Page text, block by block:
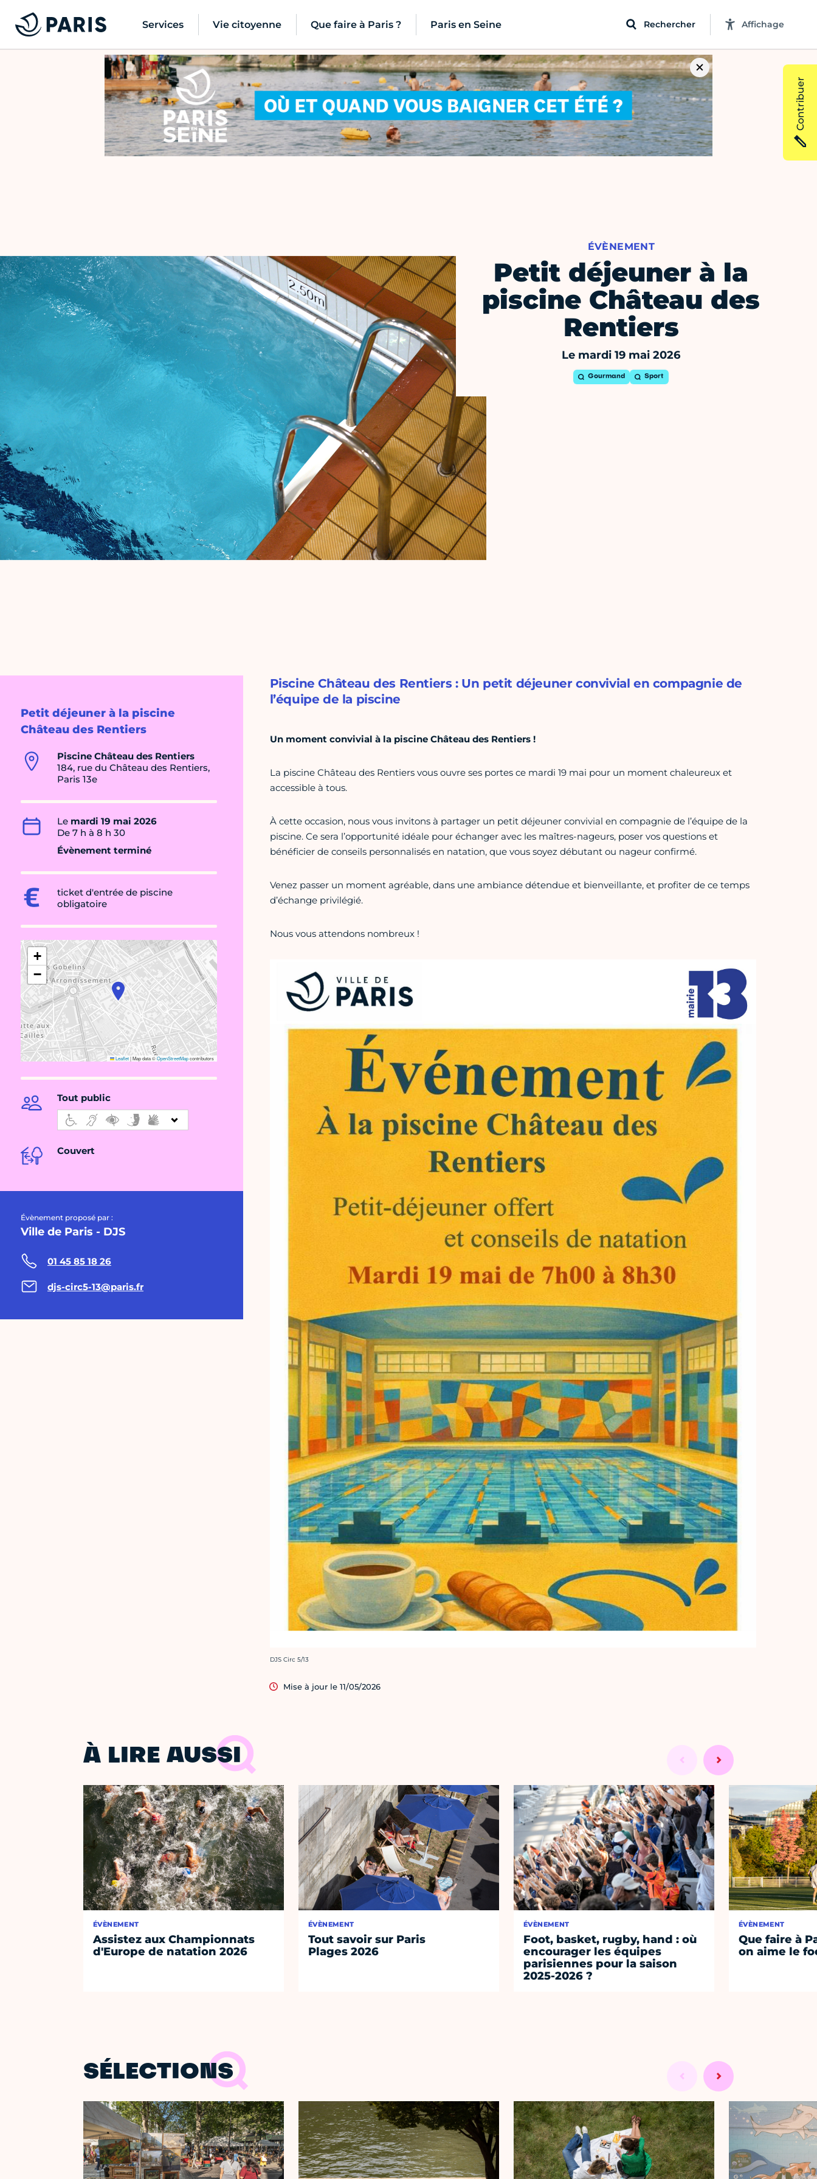
Services Vie citoyenne Que faire à Paris ? Paris en Seine Rechercher Affichage
ÉVÈNEMENT
Petit déjeuner à la
piscine Château des
Rentiers
Le mardi 19 mai 2026
Gourmand Sport
Petit déjeuner à la piscine
Château des Rentiers
Piscine Château des Rentiers
184, rue du Château des Rentiers,
Paris 13e
Le mardi 19 mai 2026
De 7 h à 8 h 30
Évènement terminé
ticket d'entrée de piscine
obligatoire
+
−
Leaflet|Map data ©OpenStreetMapcontributors
Tout public
Couvert
Évènement proposé par :
Ville de Paris - DJS
01 45 85 18 26
djs-circ5-13@paris.fr
Piscine Château des Rentiers : Un petit déjeuner convivial en compagnie de
l’équipe de la piscine
Un moment convivial à la piscine Château des Rentiers !
La piscine Château des Rentiers vous ouvre ses portes ce mardi 19 mai pour un moment chaleureux et
accessible à tous.
À cette occasion, nous vous invitons à partager un petit déjeuner convivial en compagnie de l’équipe de la
piscine. Ce sera l’opportunité idéale pour échanger avec les maîtres-nageurs, poser vos questions et
bénéficier de conseils personnalisés en natation, que vous soyez débutant ou nageur confirmé.
Venez passer un moment agréable, dans une ambiance détendue et bienveillante, et profiter de ce temps
d’échange privilégié.
Nous vous attendons nombreux !
Crédit photo :
DJS Circ 5/13
Mise à jour le 11/05/2026
À LIRE AUSSI
ÉVÈNEMENT
Assistez aux Championnats
d'Europe de natation 2026
ÉVÈNEMENT
Tout savoir sur Paris
Plages 2026
ÉVÈNEMENT
Foot, basket, rugby, hand : où
encourager les équipes
parisiennes pour la saison
2025-2026 ?
ÉVÈNEMENT
Que faire à
on aime le
SÉLECTIONS
Contribuer